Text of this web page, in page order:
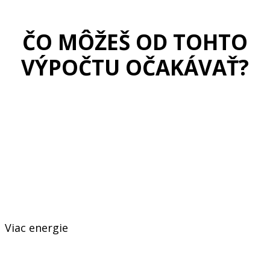
ČO MÔŽEŠ OD TOHTO
VÝPOČTU OČAKÁVAŤ?
Viac energie